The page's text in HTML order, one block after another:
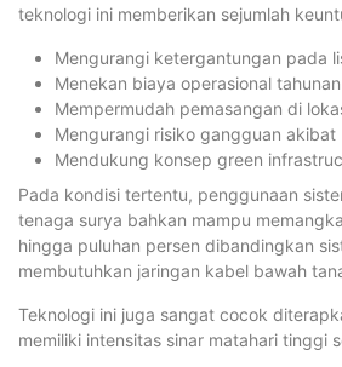
teknologi ini memberikan sejumlah
Mengurangi ketergantungan pada
Menekan biaya operasional
Mempermudah pemasangan di
Mengurangi risiko gangguan akibat
Mendukung konsep green
Pada kondisi tertentu, penggunaan
tenaga surya bahkan mampu
hingga puluhan persen dibandingkan
membutuhkan jaringan kabel bawah
Teknologi ini juga sangat cocok
memiliki intensitas sinar matahari tinggi